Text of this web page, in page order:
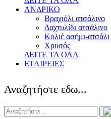
ΑΝΔΡΙΚΟ
Βραχιόλι ατσάλινο
Δαχτυλίδι ατσάλινο
Κολιέ ασήμι-ατσάλι
Χρυσός
ΔΕΙΤΕ ΤΑ ΟΛΑ
ΕΤΑΙΡΕΙΕΣ
Αναζητήστε εδω...